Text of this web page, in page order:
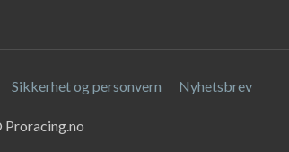
Sikkerhet og personvern Nyhetsbrev